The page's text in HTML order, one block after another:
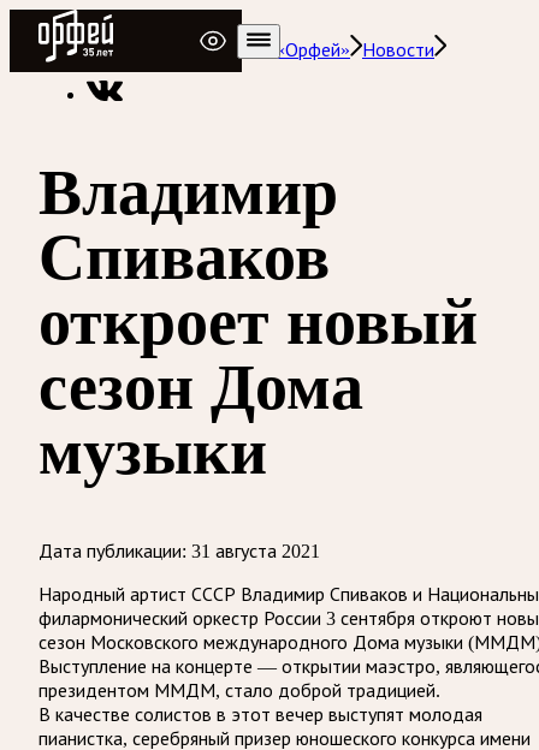
Радио Орфей
Радио классической музыки «Орфей»
Новости
Владимир
Спиваков
откроет новый
сезон Дома
музыки
Дата публикации: 31 августа 2021
Народный артист СССР Владимир Спиваков и
филармонический оркестр России 3 сентября откроют
сезон Московского международного Дома музыки
Выступление на концерте — открытии маэстро,
президентом ММДМ, стало доброй традицией.
В качестве солистов в этот вечер выступят молодая
пианистка, серебряный призер юношеского конкурса имени